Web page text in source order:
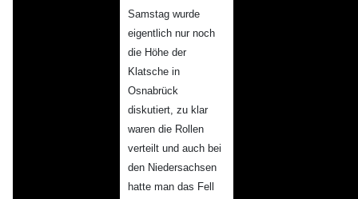
Samstag wurde
eigentlich nur noch
die Höhe der
Klatsche in
Osnabrück
diskutiert, zu klar
waren die Rollen
verteilt und auch bei
den Niedersachsen
hatte man das Fell